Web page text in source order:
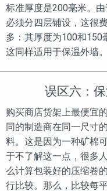
标准厚度是200毫米。
必须分四层铺设，这很
多：其厚度为100和150
这同样适用于保温外墙
误区六：
购买商店货架上最便宜
同的制造商在同一尺寸
料。这是因为一种矿棉
于不了解这一点，很多
么计算包装好的压缩卷
行比较。那么，比较每